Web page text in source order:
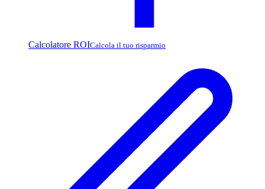
Calcolatore ROICalcola il tuo risparmio